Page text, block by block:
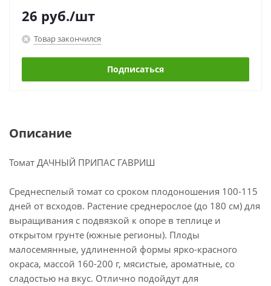
26 руб./шт
Товар закончился
Подписаться
Описание
Томат ДАЧНЫЙ ПРИПАС ГАВРИШ
Среднеспелый томат со сроком плодоношения 100-115
дней от всходов. Растение среднерослое (до 180 см) для
выращивания с подвязкой к опоре в теплице и
открытом грунте (южные регионы). Плоды
малосемянные, удлиненной формы ярко-красного
окраса, массой 160-200 г, мясистые, ароматные, со
сладостью на вкус. Отлично подойдут для